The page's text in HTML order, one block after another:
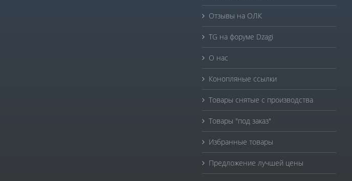
Отзывы на ОЛК
TG на форуме Dzagi
О нас
Конопляные ссылки
Товары снятые с производства
Товары "под заказ"
Избранные товары
Предложение лучшей цены